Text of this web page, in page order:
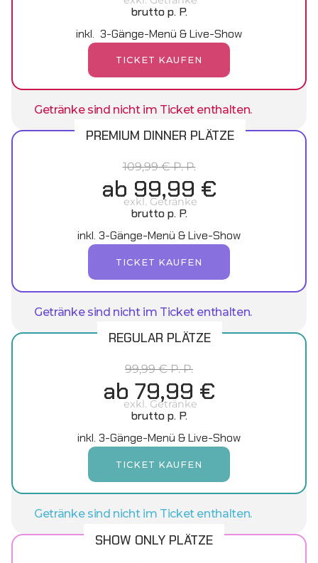
brutto p. P.
inkl. 3-Gänge-Menü & Live-Show
TICKET KAUFEN
Getränke sind nicht im Ticket enthalten.
PREMIUM DINNER PLÄTZE
109,99 € P. P.
ab 99,99 €
exkl. Getränke
brutto p. P.
inkl. 3-Gänge-Menü & Live-Show
TICKET KAUFEN
Getränke sind nicht im Ticket enthalten.
REGULAR PLÄTZE
99,99 € P. P.
ab 79,99 €
exkl. Getränke
brutto p. P.
inkl. 3-Gänge-Menü & Live-Show
TICKET KAUFEN
Getränke sind nicht im Ticket enthalten.
SHOW ONLY PLÄTZE